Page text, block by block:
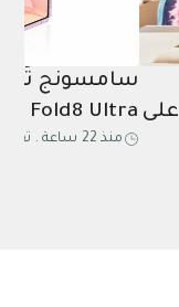
لإتاحة تجربة Spotify Premium على
سامسونج
منذ 22 ساعة .